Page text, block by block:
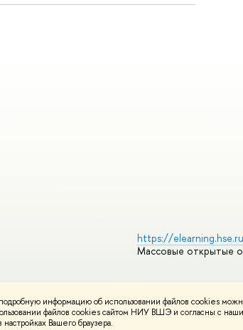
информацию об использовании файлов cookies
файлов cookies сайтом НИУ ВШЭ и согласны с
Вашего браузера.
https://
Массовые открытые
Карта сайта